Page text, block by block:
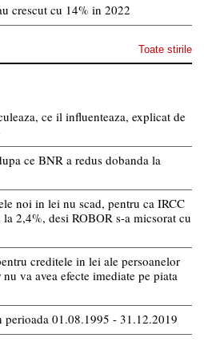
crescut cu 14% in 2022
Toate stirile
ce il influenteaza, explicat de
ce BNR a redus dobanda la
noi in lei nu scad, pentru ca IRCC
2,4%, desi ROBOR s-a micsorat cu
creditele in lei ale persoanelor
va avea efecte imediate pe piata
01.08.1995 - 31.12.2019